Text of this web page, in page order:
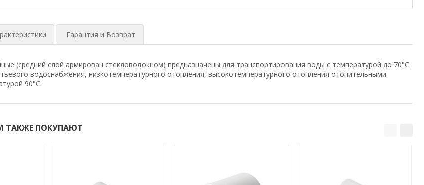
Гарантия и Возврат
(средний слой армирован стекловолокном) предназначены для транспортирования воды с температурой до 70°С
водоснабжения, низкотемпературного отопления, высокотемпературного отопления отопительными
90°С.
ТАКЖЕ ПОКУПАЮТ